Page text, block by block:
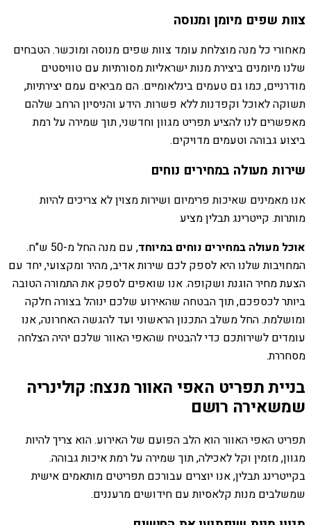
צוות שפים מיומן ומנוסה
מאחורי כל מנה מוצלחת עומד צוות שפים מנוסה ומוכשר. הטבחים
שלנו מיומנים ביצירת מנות ישראליות מסורתיות עם טוויסטים
מודרניים, כמו גם טעמים בינלאומיים. הם מביאים עמם יצירתיות,
תשוקה לאוכל וקפדנות ללא פשרות. הידע והניסיון הרחב שלהם
מאפשרים לנו להציע תפריט מגוון וחדשני, תוך שמירה על רמת
ביצוע גבוהה וטעמים מדויקים.
שירות מעולה במחירים נוחים
אנו מאמינים שאיכות פרימיום ושירות מצוין לא צריכים להיות
מותרות. קייטרינג תבלין מציע
אוכל מעולה במחירים נוחים במיוחד
, עם מנה החל מ-50 ש"ח.
המחויבות שלנו היא לספק לכם שירות אדיב, מהיר ומקצועי, יחד עם
הצעת מחיר הוגנת ושקופה. אנו שואפים לספק את התמורה הטובה
ביותר לכספכם, תוך הבטחה שהאירוע שלכם ינוהל בצורה חלקה
ומושלמת. החל משלב התכנון הראשוני ועד להגשה האחרונה, אנו
עומדים לשירותכם כדי להבטיח שהאפי האוור שלכם יהיה הצלחה
מסחררת.
בניית תפריט האפי האוור מנצח: קולינריה
שמשאירה רושם
תפריט האפי האוור הוא הלב הפועם של האירוע. הוא צריך להיות
מגוון, מזמין וקל לאכילה, תוך שמירה על רמת איכות גבוהה.
בקייטרינג תבלין, אנו יוצרים עבורכם תפריטים מותאמים אישית
שמשלבים מנות קלאסיות עם חידושים מרעננים.